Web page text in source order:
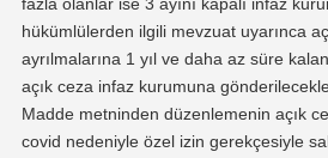
hükümlülerden ilgili mevzuat uyarınca
ayrılmalarına 1 yıl ve daha az süre
açık ceza infaz kurumuna
Madde metninden düzenlemenin açık
covid nedeniyle özel izin gerekçesiyle